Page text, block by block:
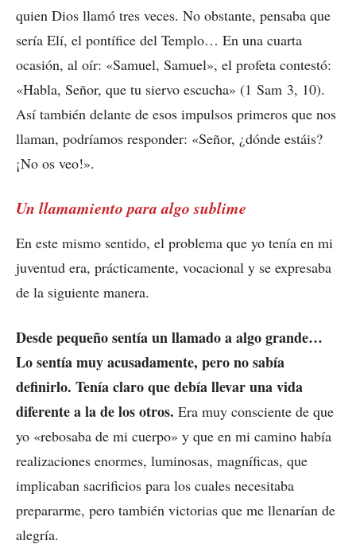
quien Dios llamó tres veces. No obstante, pensaba que
sería Elí, el pontífice del Templo… En una cuarta
ocasión, al oír: «Samuel, Samuel», el profeta contestó:
«Habla, Señor, que tu siervo escucha» (1 Sam 3, 10).
Así también delante de esos impulsos primeros que nos
llaman, podríamos responder: «Señor, ¿dónde estáis?
¡No os veo!».
Un llamamiento para algo sublime
En este mismo sentido, el problema que yo tenía en mi
juventud era, prácticamente, vocacional y se expresaba
de la siguiente manera.
Desde pequeño sentía un llamado a algo grande…
Lo sentía muy acusadamente, pero no sabía
definirlo. Tenía claro que debía llevar una vida
diferente a la de los otros. Era muy consciente de que
yo «rebosaba de mi cuerpo» y que en mi camino había
realizaciones enormes, luminosas, magníficas, que
implicaban sacrificios para los cuales necesitaba
prepararme, pero también victorias que me llenarían de
alegría.